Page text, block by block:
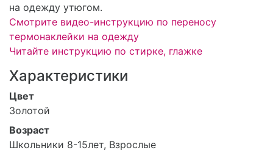
на одежду утюгом.
Смотрите видео-инструкцию по переносу
термонаклейки на одежду
Читайте инструкцию по стирке, глажке
Характеристики
Цвет
Золотой
Возраст
Школьники 8-15лет, Взрослые